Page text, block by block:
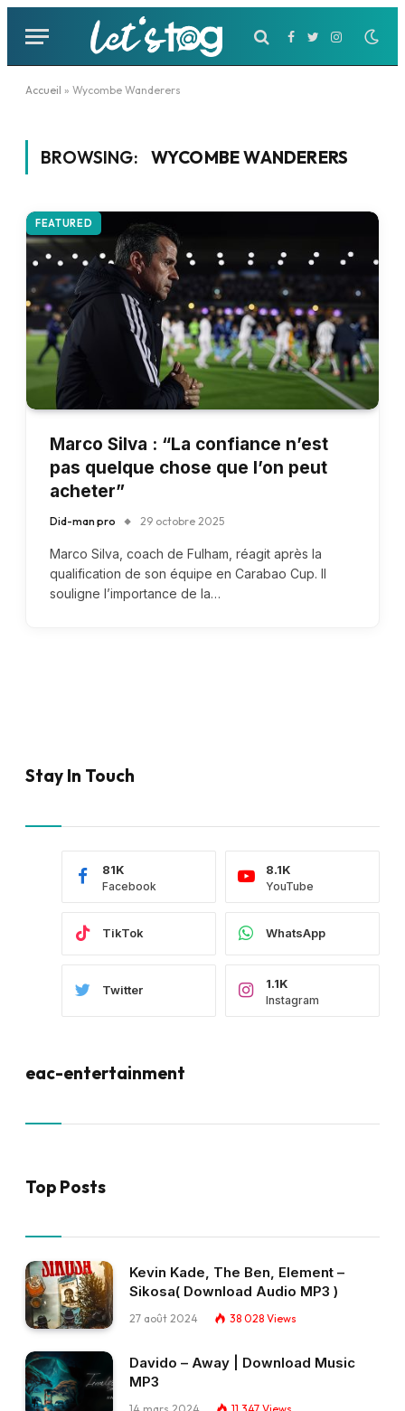
Facebook
TwitterInstagram
Accueil » Wycombe Wanderers
BROWSING: WYCOMBE WANDERERS
FEATURED
Marco Silva : “La confiance n’est
pas quelque chose que l’on peut
acheter”
Did-man pro 29 octobre 2025
Marco Silva, coach de Fulham, réagit après la
qualification de son équipe en Carabao Cup. Il
souligne l’importance de la…
Stay In Touch
Facebook
81K
YouTube
8.1K
TikTok WhatsApp
Twitter
Instagram
1.1K
eac-entertainment
Top Posts
Kevin Kade, The Ben, Element –
Sikosa( Download Audio MP3 )
27 août 2024 38 028 Views
Davido – Away | Download Music
MP3